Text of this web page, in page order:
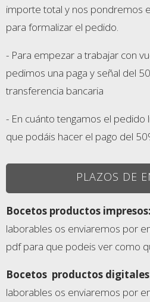
importe total y nos pondremos
para formalizar el pedido.
- Para empezar a trabajar con
pedimos una paga y señal del
transferencia bancaria
- En cuánto tengamos el pedido
que podáis hacer el pago del
PLAZOS DE
Bocetos productos impresos:
laborables os enviaremos por
pdf para que podeis ver como
Bocetos productos
laborables os enviaremos por